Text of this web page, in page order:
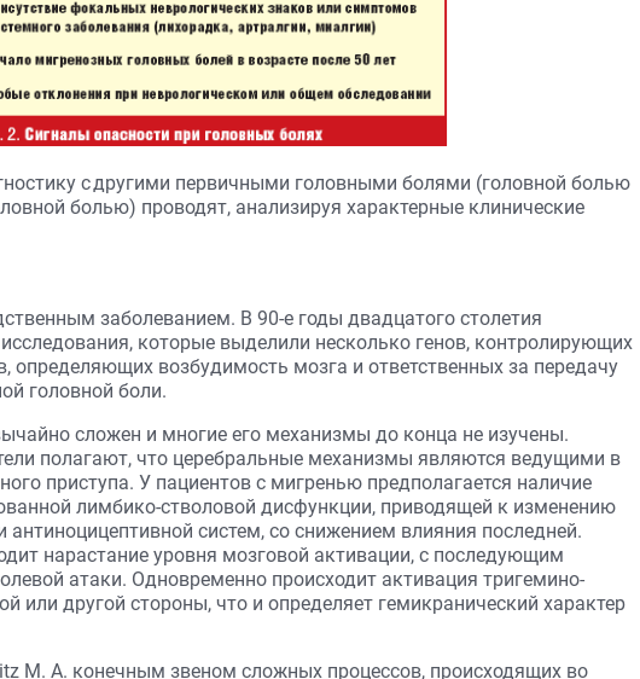
с другими первичными головными болями (головной болью
болью) проводят, анализируя характерные клинические
заболеванием. В 90-е годы двадцатого столетия
которые выделили несколько генов, контролирующих
определяющих возбудимость мозга и ответственных за передачу
головной боли.
сложен и многие его механизмы до конца не изучены.
полагают, что церебральные механизмы являются ведущими в
приступа. У пациентов с мигренью предполагается наличие
лимбико-стволовой дисфункции, приводящей к изменению
систем, со снижением влияния последней.
нарастание уровня мозговой активации, с последующим
атаки. Одновременно происходит активация тригемино-
или другой стороны, что и определяет гемикранический характер
M. A. конечным звеном сложных процессов, происходящих во